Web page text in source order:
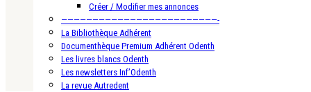
Créer / Modifier mes annonces
—————————————————————————-
La Bibliothèque Adhérent
Documenthèque Premium Adhérent Odenth
Les livres blancs Odenth
Les newsletters Inf’Odenth
La revue Autredent